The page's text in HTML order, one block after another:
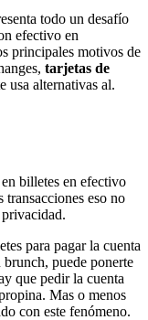
todo un desafío
efectivo en
principales motivos de
tarjetas de
usa alternativas al.
billetes en efectivo
transacciones eso no
para pagar la cuenta
puede ponerte
que pedir la cuenta
Mas o menos
con este fenómeno.